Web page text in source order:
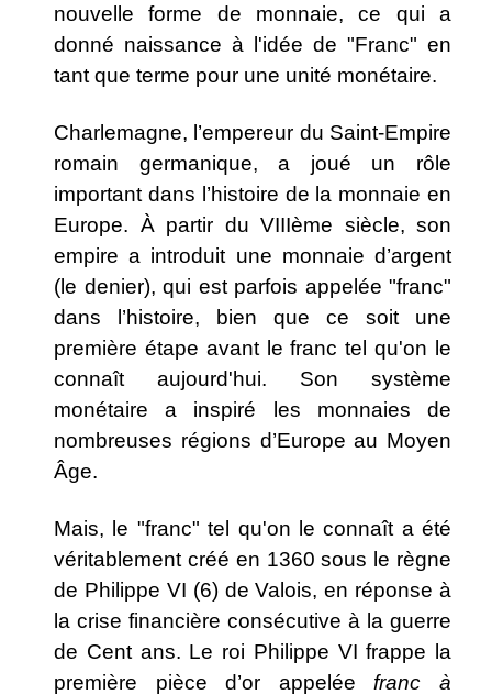
nouvelle forme de monnaie, ce qui a
donné naissance à l'idée de "Franc" en
tant que terme pour une unité monétaire.
Charlemagne, l’empereur du Saint-Empire
romain germanique, a joué un rôle
important dans l’histoire de la monnaie en
Europe. À partir du VIIIème siècle, son
empire a introduit une monnaie d’argent
(le denier), qui est parfois appelée "franc"
dans l’histoire, bien que ce soit une
première étape avant le franc tel qu'on le
connaît aujourd'hui. Son système
monétaire a inspiré les monnaies de
nombreuses régions d’Europe au Moyen
Âge.
Mais, le "franc" tel qu'on le connaît a été
véritablement créé en 1360 sous le règne
de Philippe VI (6) de Valois, en réponse à
la crise financière consécutive à la guerre
de Cent ans. Le roi Philippe VI frappe la
première pièce d’or appelée franc à